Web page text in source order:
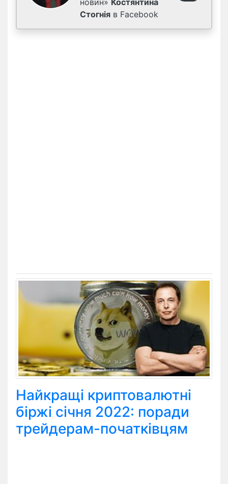
новин» Костянтина
Стогнія в Facebook
Найкращі криптовалютні
біржі січня 2022: поради
трейдерам-початківцям